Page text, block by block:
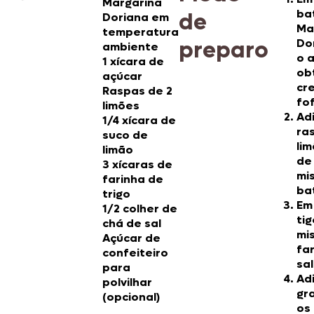
Doriana em
temperatura
ambiente
1 xícara de
açúcar
Raspas de 2
limões
1/4 xícara de
suco de
limão
3 xícaras de
farinha de
trigo
1/2 colher de
chá de sal
Açúcar de
confeiteiro
para
polvilhar
(opcional)
de
preparo
o
de
os